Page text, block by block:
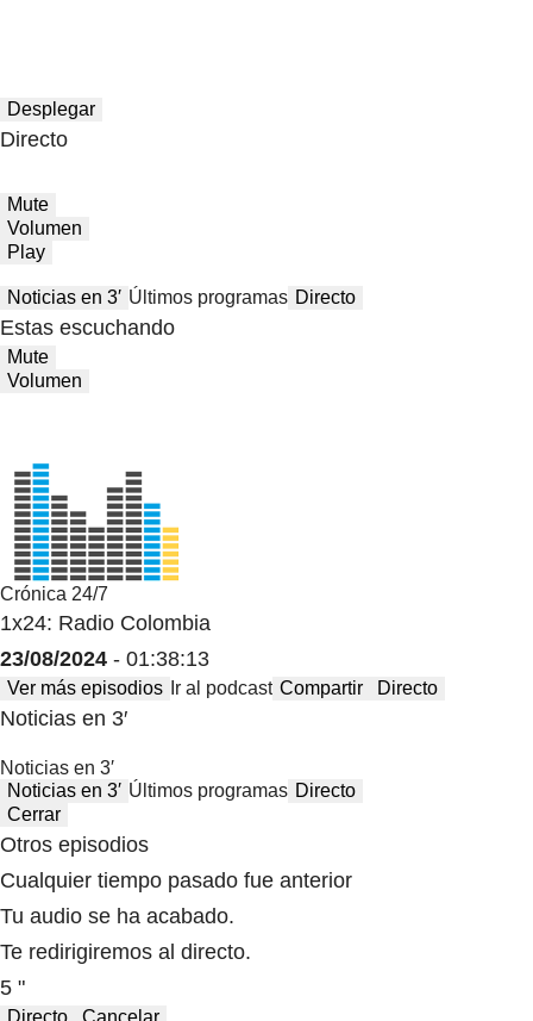
Desplegar
Directo
Mute
Volumen
Play
Noticias en 3′ Últimos programas Directo
Estas escuchando
Mute
Volumen
Crónica 24/7
1x24: Radio Colombia
23/08/2024 - 01:38:13
Ver más episodios Ir al podcast Compartir Directo
Noticias en 3′
Noticias en 3′
Noticias en 3′ Últimos programas Directo
Cerrar
Otros episodios
Cualquier tiempo pasado fue anterior
Tu audio se ha acabado.
Te redirigiremos al directo.
5 "
Directo Cancelar